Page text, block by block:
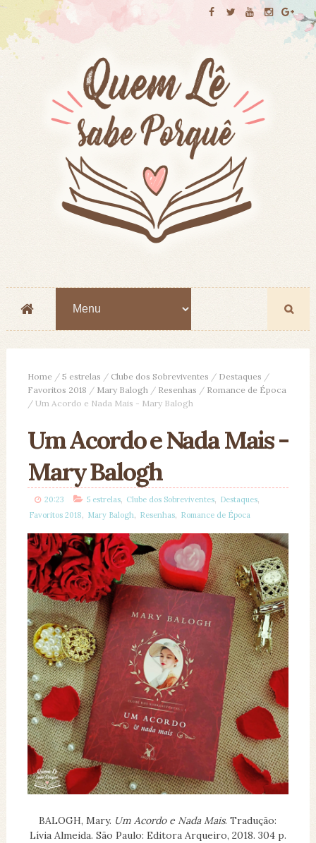
Home / 5 estrelas / Clube dos Sobreviventes / Destaques /
Favoritos 2018 / Mary Balogh / Resenhas / Romance de Época
/ Um Acordo e Nada Mais - Mary Balogh
Um Acordo e Nada Mais -
Mary Balogh
20:23 5 estrelas, Clube dos Sobreviventes, Destaques,
Favoritos 2018, Mary Balogh, Resenhas, Romance de Época
BALOGH, Mary. Um Acordo e Nada Mais. Tradução:
Lívia Almeida. São Paulo: Editora Arqueiro, 2018. 304 p.